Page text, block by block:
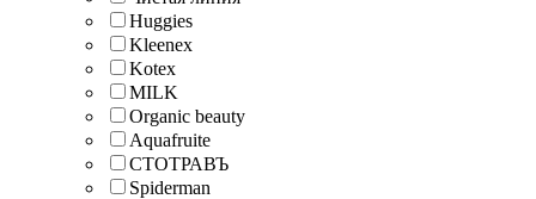
Huggies
Kleenex
Kotex
MILK
Organic beauty
Aquafruite
СТОТРАВЪ
Spiderman